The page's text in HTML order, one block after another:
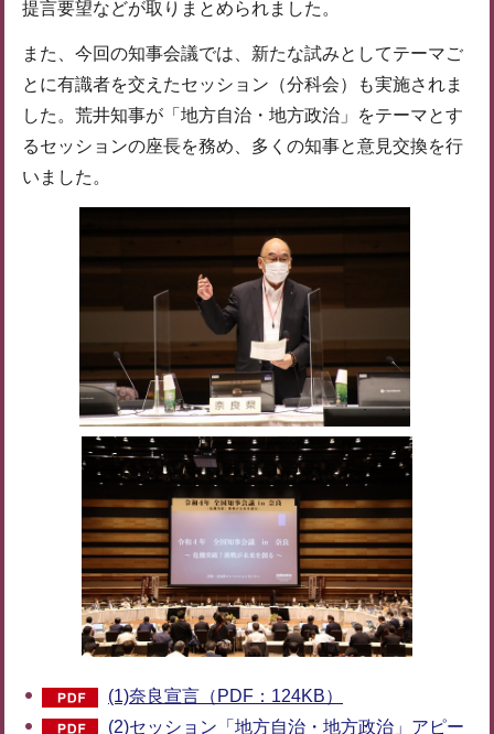
提言要望などが取りまとめられました。
また、今回の知事会議では、新たな試みとしてテーマご
とに有識者を交えたセッション（分科会）も実施されま
した。荒井知事が「地方自治・地方政治」をテーマとす
るセッションの座長を務め、多くの知事と意見交換を行
いました。
(1)奈良宣言（PDF：124KB）
(2)セッション「地方自治・地方政治」アピー